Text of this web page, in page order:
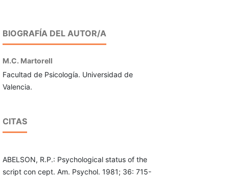
BIOGRAFÍA DEL AUTOR/A
M.C. Martorell
Facultad de Psicología. Universidad de
Valencia.
CITAS
ABELSON, R.P.: Psychological status of the
script con cept. Am. Psychol. 1981; 36: 715-